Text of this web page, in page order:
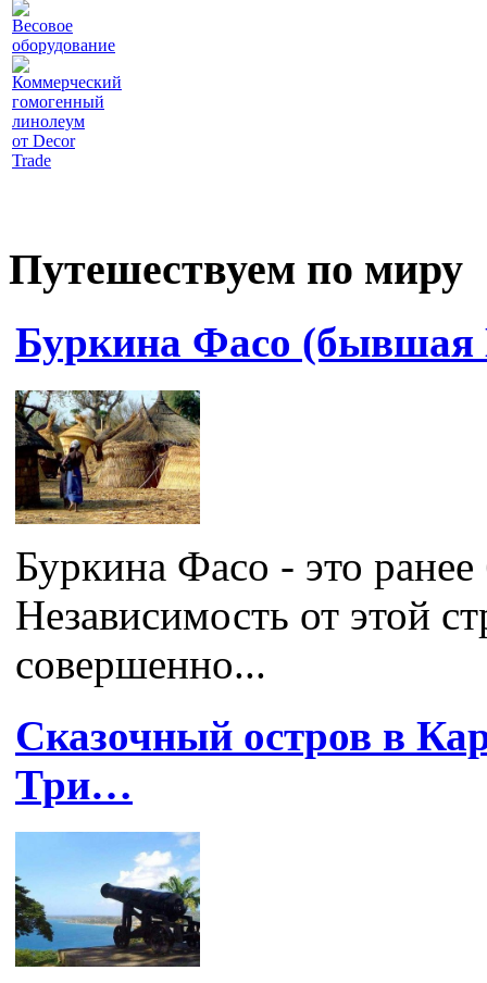
Весовое
оборудование
Коммерческий
гомогенный
линолеум
от Decor
Trade
Путешествуем по миру
Буркина Фасо (бывшая
Буркина Фасо - это
Независимость от этой
совершенно...
Сказочный остров в
Три…